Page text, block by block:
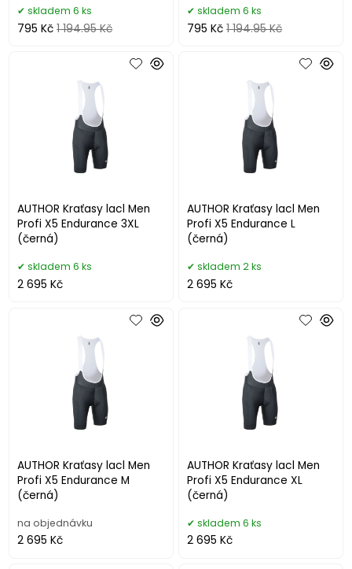
skladem 6 ks
795 Kč 1 194.95 Kč
skladem 6 ks
795 Kč 1 194.95 Kč
AUTHOR Kraťasy lacl Men
Profi X5 Endurance 3XL
(černá)
skladem 6 ks
2 695 Kč
AUTHOR Kraťasy lacl Men
Profi X5 Endurance L
(černá)
skladem 2 ks
2 695 Kč
AUTHOR Kraťasy lacl Men
Profi X5 Endurance M
(černá)
na objednávku
2 695 Kč
AUTHOR Kraťasy lacl Men
Profi X5 Endurance XL
(černá)
skladem 6 ks
2 695 Kč